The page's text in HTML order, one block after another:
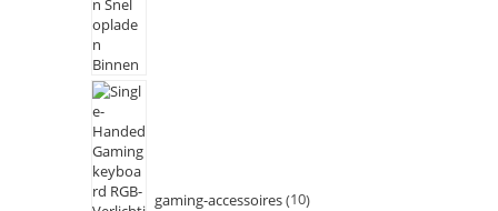
gaming-accessoires 10